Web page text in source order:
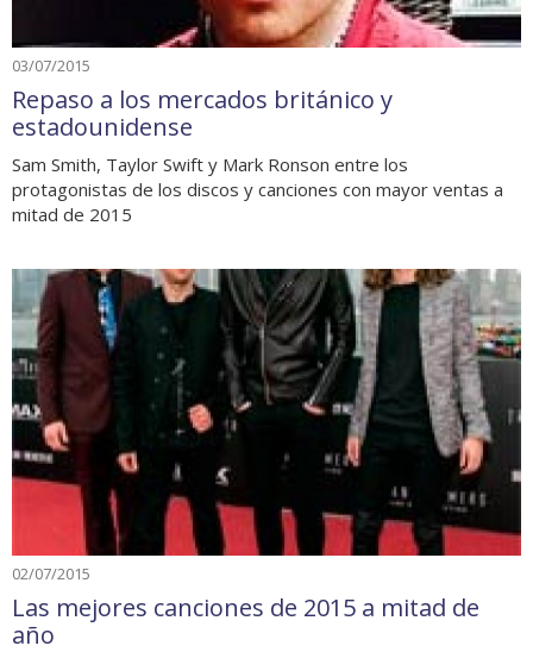
03/07/2015
Repaso a los mercados británico y
estadounidense
Sam Smith, Taylor Swift y Mark Ronson entre los
protagonistas de los discos y canciones con mayor ventas a
mitad de 2015
02/07/2015
Las mejores canciones de 2015 a mitad de
año